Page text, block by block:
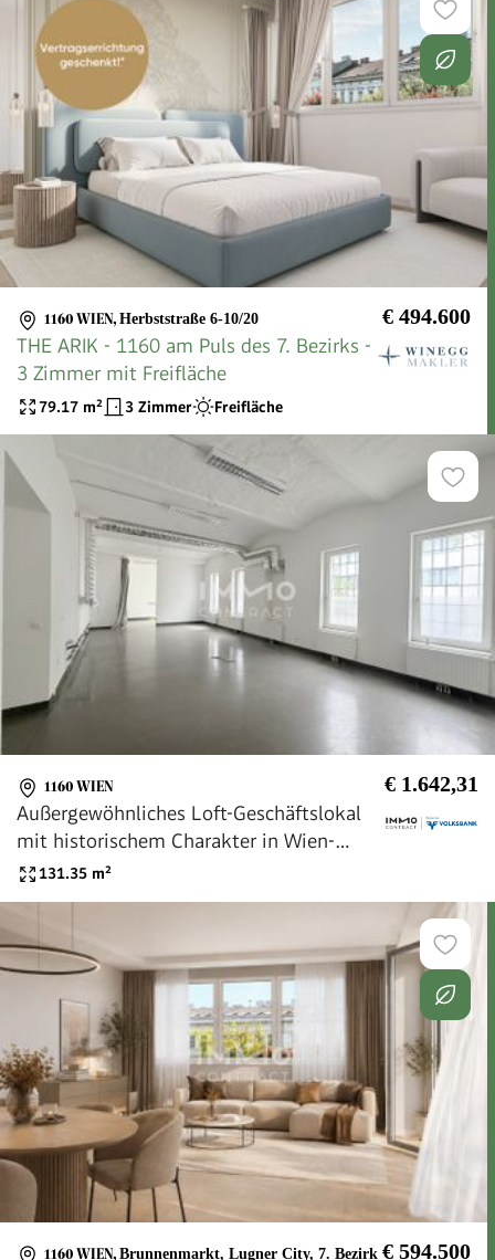
1160 WIEN, Herbststraße 6-10/20 € 494.600
THE ARIK - 1160 am Puls des 7. Bezirks -
3 Zimmer mit Freifläche
79.17 m² 3 Zimmer Freifläche
1160 WIEN € 1.642,31
Außergewöhnliches Loft-Geschäftslokal
mit historischem Charakter in Wien-
Ottakring
131.35 m²
1160 WIEN, Brunnenmarkt, Lugner City, 7. Bezirk € 594.500